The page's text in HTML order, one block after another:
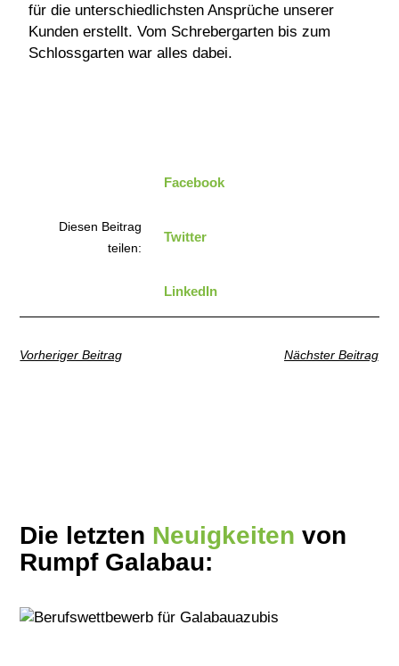
für die unterschiedlichsten Ansprüche unserer
Kunden erstellt. Vom Schrebergarten bis zum
Schlossgarten war alles dabei.
Diesen Beitrag
teilen:
Facebook
Twitter
LinkedIn
Vorheriger Beitrag Nächster Beitrag
Die letzten Neuigkeitenvon
Rumpf Galabau: